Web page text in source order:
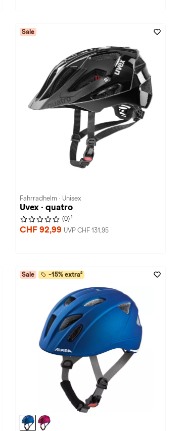
Sale
Fahrradhelm · Unisex
Uvex · quatro
(0) 1
CHF 92,99 UVP CHF 131,95
Sale -15% extra²